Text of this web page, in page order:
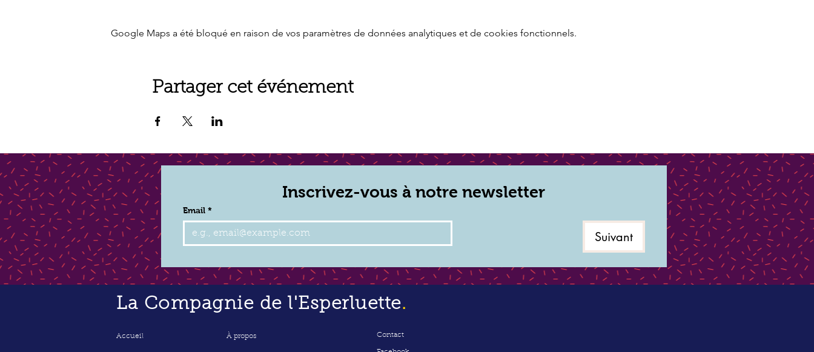
Google Maps a été bloqué en raison de vos paramètres de données analytiques et de cookies fonctionnels.
Partager cet événement
Inscrivez-vous à notre newsletter
Email *
Suivant
La Compagnie de l'Esperluette.
Accueil À propos Contact